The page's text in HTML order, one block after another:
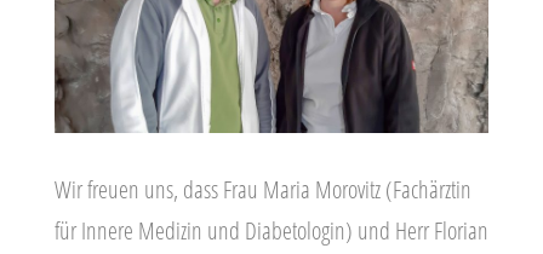
Wir freuen uns, dass Frau Maria Morovitz (Fachärztin
für Innere Medizin und Diabetologin) und Herr Florian